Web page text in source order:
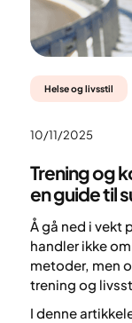
Helse og livsstil
10/11/2025
Trening og
en guide til
Å gå ned i vekt
handler ikke
metoder, men
trening og
I denne